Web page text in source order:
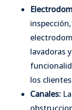
lavadoras
los
Canales: